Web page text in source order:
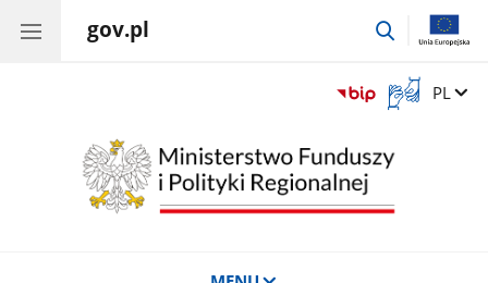
gov.pl
przejdź
Otwórz
okno
tłumaczem
migowego
Zmień
PL